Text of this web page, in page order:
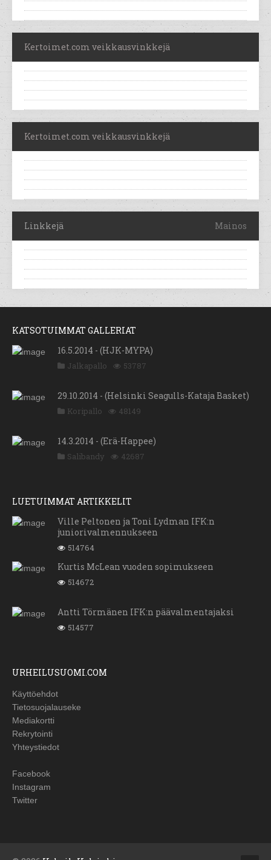
Kertoimet.com veikkausvinkkejä
Kertoimet.com veikkausvinkkejä
Linkkejä Mainos
KATSOTUIMMAT GALLERIAT
16.5.2014 - (HJK-MYPA)
Jalkapallo 53787
29.10.2014 - (Helsinki Seagulls-Kataja Basket)
Koripallo 48149
14.3.2014 - (Erä-Happee)
Salibandy 42687
LUETUIMMAT ARTIKKELIT
Ville Peltonen ja Toni Lydman IFK:n
juniorivalmennukseen
514764
Kurtis McLean vuoden sopimukseen
514672
Antti Törmänen IFK:n päävalmentajaksi
514577
URHEILUSUOMI.COM
Käyttöehdot
Tietosuojalauseke
Mediakortti
Rekrytointi
Yhteystiedot
Facebook
Instagram
Twitter